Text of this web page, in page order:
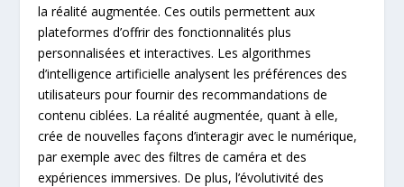
la réalité augmentée. Ces outils permettent aux
plateformes d’offrir des fonctionnalités plus
personnalisées et interactives. Les algorithmes
d’intelligence artificielle analysent les préférences des
utilisateurs pour fournir des recommandations de
contenu ciblées. La réalité augmentée, quant à elle,
crée de nouvelles façons d’interagir avec le numérique,
par exemple avec des filtres de caméra et des
expériences immersives. De plus, l’évolutivité des